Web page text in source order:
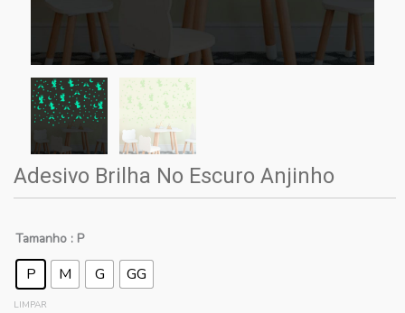
Adesivo Brilha No Escuro Anjinho
Tamanho : P
P M G GG
LIMPAR